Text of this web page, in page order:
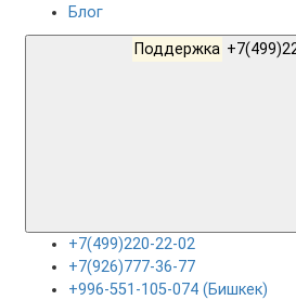
Блог
Поддержка
+7(499)220-22-02
+7(926)777-36-77
+996-551-105-074 (Бишкек)